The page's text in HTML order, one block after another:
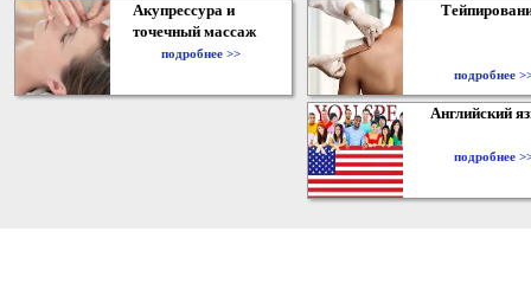
Акупрессура и
точечный массаж
подробнее >>
подробнее
Английский
подробнее